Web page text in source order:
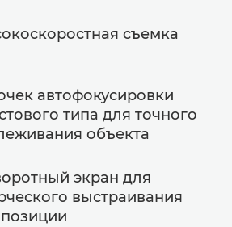
съемка
автофокусировки
типа для точного
объекта
экран для
выстраивания